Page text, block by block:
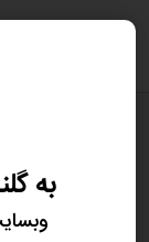
تفاوت جوش
برای پخت
به